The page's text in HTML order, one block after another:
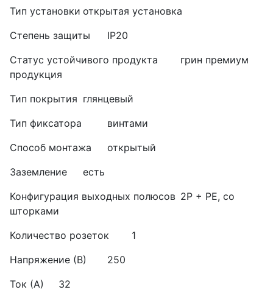
Тип установки открытая установка
Степень защиты
IP20
Статус устойчивого продукта
грин премиум
продукция
Тип покрытия глянцевый
Тип фиксатора
винтами
Способ монтажа
открытый
Заземление
есть
Конфигурация выходных полюсов 2P + PE, со
шторками
Количество розеток
1
Напряжение (В)
250
Ток (А)
32